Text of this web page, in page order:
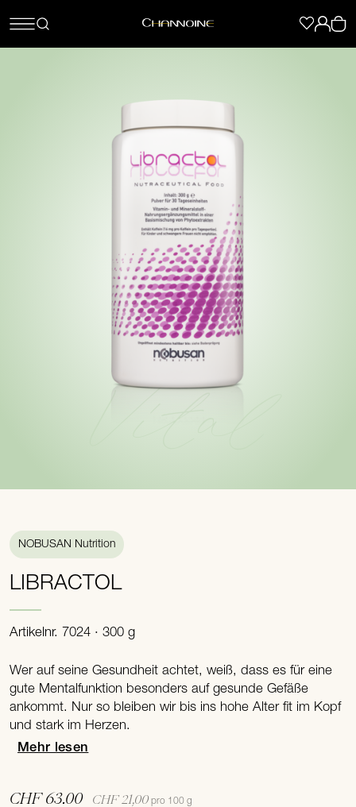
Vital
NOBUSAN Nutrition
LIBRACTOL
Artikelnr. 7024 · 300 g
Wer auf seine Gesundheit achtet, weiß, dass es für eine
gute Mentalfunktion besonders auf gesunde Gefäße
ankommt. Nur so bleiben wir bis ins hohe Alter fit im Kopf
und stark im Herzen.
Mehr lesen
CHF 63.00 CHF 21,00 pro 100 g